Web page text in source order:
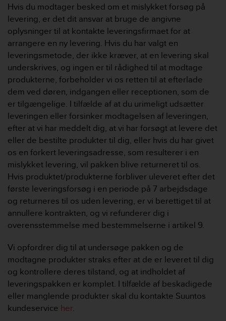
Hvis du modtager besked om et mislykket forsøg på
levering, er det dit ansvar at bruge de angivne
oplysninger til at kontakte leveringsfirmaet for at
arrangere en ny levering. Hvis du har valgt en
leveringsmetode, der ikke kræver, at en levering skal
underskrives, og ingen er til rådighed til at modtage
produkterne, forbeholder vi os retten til at efterlade
dem ved døren, indgangen eller receptionen, som de
er tilgængelige. I tilfælde af at du urimeligt udsætter
leveringen eller forsinker modtagelsen af ​​leveringen,
efter at vi har meddelt dig, at vi har forsøgt at levere det
eller de bestilte produkter til dig, eller hvis du har givet
os en forkert leveringsadresse, som resulterer i en
mislykket levering, vil pakken blive returneret til os.
Hvis produktet/produkterne forbliver uleveret efter det
første leveringsforsøg i en periode på 7 arbejdsdage
og returneres til os uden levering, er vi berettiget til at
annullere kontrakten, og vi refunderer dig i
overensstemmelse med bestemmelserne i artikel 9.
Vi opfordrer dig til at undersøge pakken og de
modtagne produkter straks efter at de er leveret til dig
og kontrollere deres tilstand, og at indholdet af
leveringspakken er komplet. I tilfælde af beskadigede
eller manglende produkter skal du kontakte Suuntos
kundeservice her.